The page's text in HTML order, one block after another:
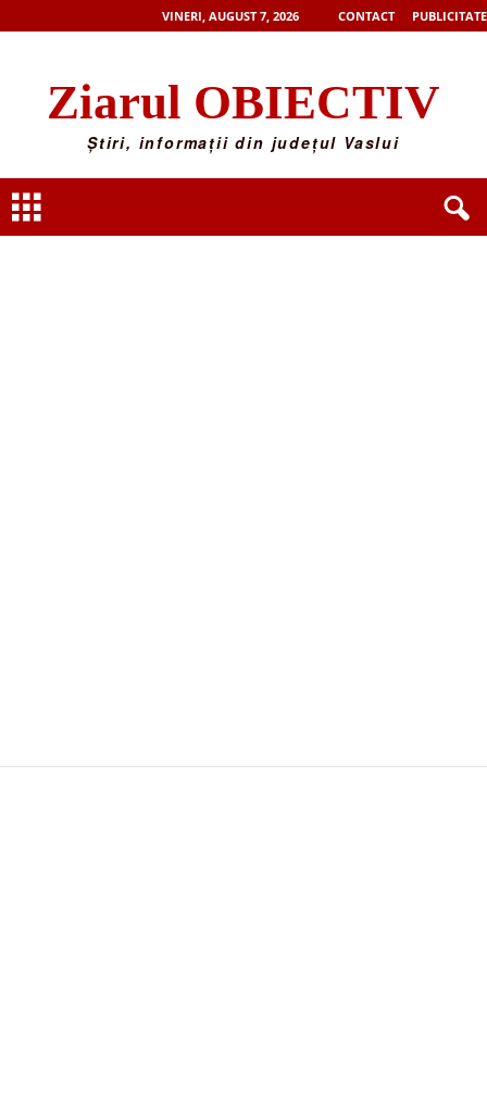
VINERI, AUGUST 7, 2026 CONTACT PUBLICITATE
Ziarul OBIECTIV
Știri, informații din județul Vaslui